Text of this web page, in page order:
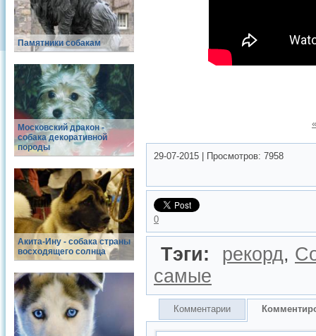
Памятники собакам
Московский дракон -
собака декоративной
породы
Акита-Ину - собака страны
восходящего солнца
29-07-2015 Просмотров: 7958
0
Тэги: рекорд,
самые
Комментарии